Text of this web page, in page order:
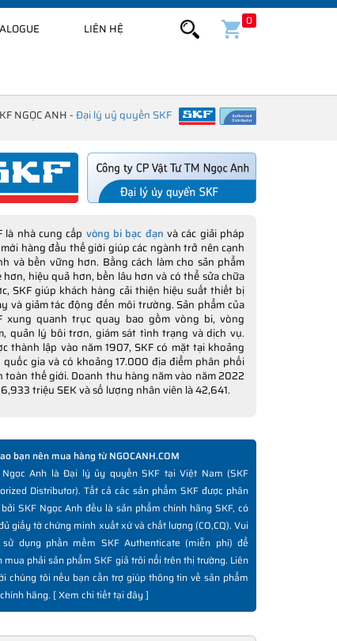
LIÊN HỆ
0
NGỌC ANH -Đại lý uỷ quyền SKF
là nhà cung cấp vòng bi bạc đạn và các giải pháp
hàng đầu thế giới giúp các ngành trở nên cạnh
và bền vững hơn. Bằng cách làm cho sản phẩm
hơn, hiệu quả hơn, bền lâu hơn và có thể sửa chữa
SKF giúp khách hàng cải thiện hiệu suất thiết bị
và giảm tác động đến môi trường. Sản phẩm của
xung quanh trục quay bao gồm vòng bi, vòng
quản lý bôi trơn, giám sát tình trạng và dịch vụ.
thành lập vào năm 1907, SKF có mặt tại khoảng
quốc gia và có khoảng 17.000 địa điểm phân phối
toàn thế giới. Doanh thu hàng năm vào năm 2022
triệu SEK và số lượng nhân viên là 42,641.
bạn nên mua hàng từ NGOCANH.COM
Ngọc Anh là Đại lý ủy quyền SKF tại Việt Nam (SKF
Distributor). Tất cả các sản phẩm SKF được phân
SKF Ngọc Anh đều là sản phẩm chính hãng SKF, có
giấy tờ chứng minh xuất xứ và chất lượng (CO,CQ). Vui
sử dụng phần mềm SKF Authenticate (miễn phí) để
mua phải sản phẩm SKF giả trôi nổi trên thị trường. Liên
chúng tôi nếu bạn cần trợ giúp thông tin về sản phẩm
hãng. [Xem chi tiết tại đây]